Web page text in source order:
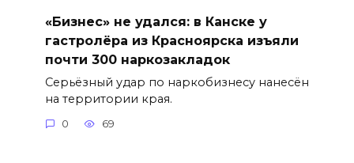
«Бизнес» не удался: в Канске у
гастролёра из Красноярска изъяли
почти 300 наркозакладок
Серьёзный удар по наркобизнесу нанесён
на территории края.
0 69